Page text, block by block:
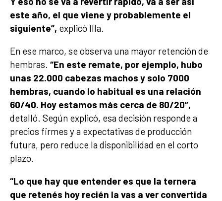
este año, el que viene y probablemente el
siguiente”, explicó Illa.
En ese marco, se observa una mayor retención de
hembras. “En este remate, por ejemplo, hubo
unas 22.000 cabezas machos y solo 7000
hembras, cuando lo habitual es una relación
60/40. Hoy estamos más cerca de 80/20”,
detalló. Según explicó, esa decisión responde a
precios firmes y a expectativas de producción
futura, pero reduce la disponibilidad en el corto
plazo.
“Lo que hay que entender es que la ternera
que retenés hoy recién la vas a ver convertida